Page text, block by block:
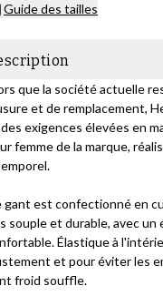
Guide des tailles
que la société actuelle
et de remplacement,
exigences élevées en
femme de la marque,
gant est confectionné en
souple et durable, avec un
Élastique à
et pour éviter les
froid souffle.